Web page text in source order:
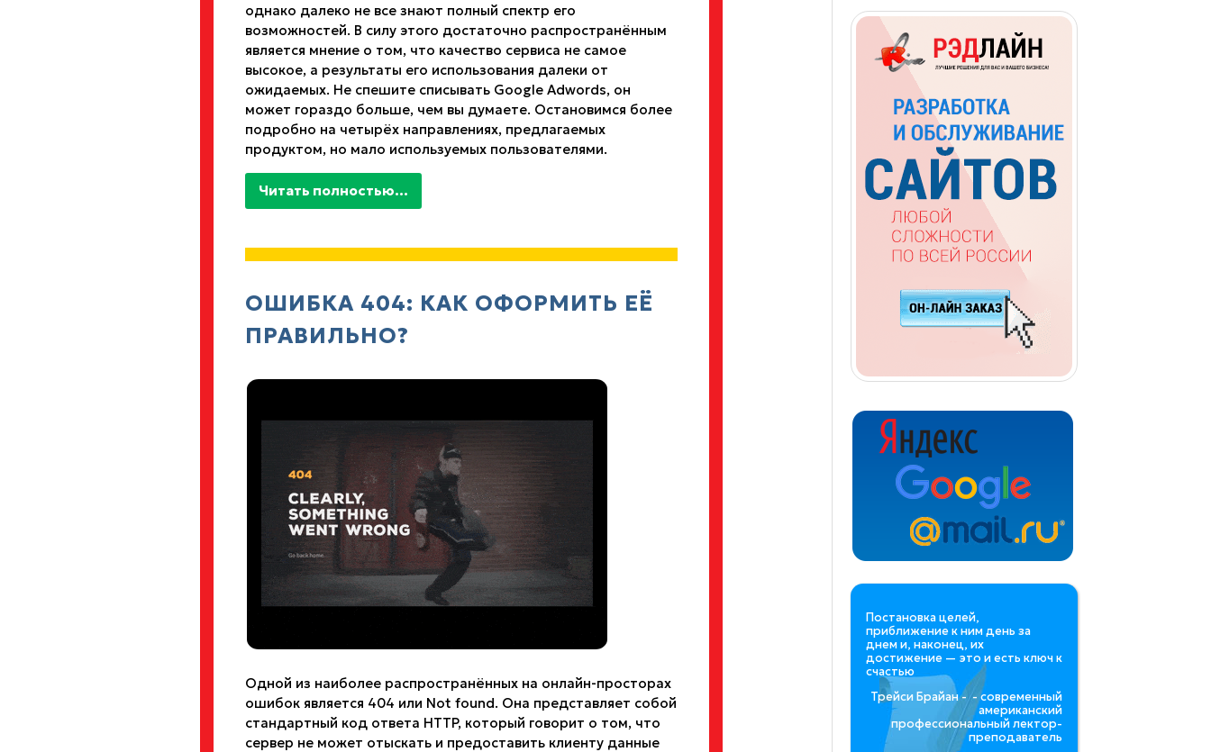
однако далеко не все знают полный спектр его
возможностей. В силу этого достаточно распространённым
является мнение о том, что качество сервиса не самое
высокое, а результаты его использования далеки от
ожидаемых. Не спешите списывать Google Adwords, он
может гораздо больше, чем вы думаете. Остановимся более
подробно на четырёх направлениях, предлагаемых
продуктом, но мало используемых пользователями.
Читать полностью...
ОШИБКА 404: КАК ОФОРМИТЬ ЕЁ
ПРАВИЛЬНО?
Одной из наиболее распространённых на онлайн-просторах
ошибок является 404 или Not found. Она представляет собой
стандартный код ответа HTTP, который говорит о том, что
сервер не может отыскать и предоставить клиенту данные
Постановка целей,
приближение к ним день за
днем и, наконец, их
достижение — это и есть ключ к
счастью
Трейси Брайан - - современный
американский
профессиональный лектор-
преподаватель